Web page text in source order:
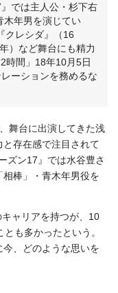
では主人公・杉下右
木年男を演じてい
クレシダ』（16
）など舞台にも精力
時間」18年10月5日
ーションを務めるな
舞台に出演してきた浅
存在感で注目されて
ン17』では水谷豊さ
棒」・青木年男役を
ャリアを持つが、10
も多かったという。
、どのような思いを